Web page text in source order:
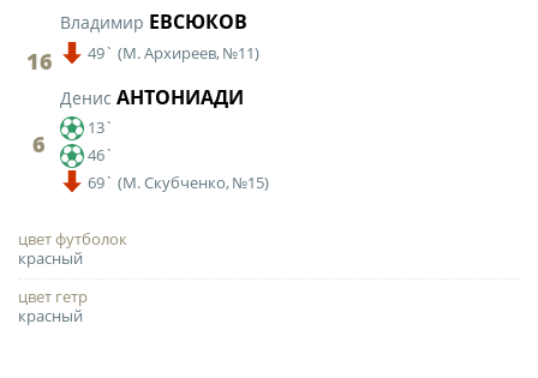
Дисквалификации
О турнире
Турнир Объединенного Чемпионата по
футболу "Содружество" среди юношей
2011-2012 годов рождения (U-15)
16
Владимир ЕВСЮКОВ
49` (М. Архиреев, №11)
6
Денис АНТОНИАДИ
13`
46`
69` (М. Скубченко, №15)
цвет футболок
красный
цвет гетр
красный